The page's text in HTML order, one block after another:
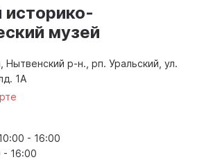
историко-
музей
Нытвенский р-н., рп. Уральский, ул.
1А
- 16:00
- 16:00